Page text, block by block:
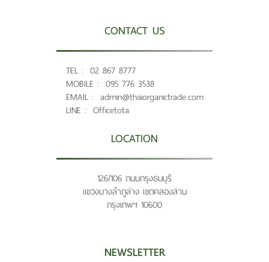
CONTACT US
TEL : 02 867 8777
MOBILE : 095 776 3538
EMAIL : admin@thaiorganictrade.com
LINE : Officetota
LOCATION
126/106 ถนนกรุงธนบุรี
แขวงบางลำภูล่าง เขตคลองสาน
กรุงเทพฯ 10600
NEWSLETTER